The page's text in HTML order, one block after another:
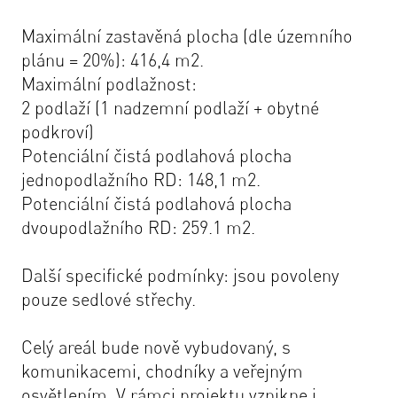
Maximální zastavěná plocha (dle územního
plánu = 20%): 416,4 m2.
Maximální podlažnost:
2 podlaží (1 nadzemní podlaží + obytné
podkroví)
Potenciální čistá podlahová plocha
jednopodlažního RD: 148,1 m2.
Potenciální čistá podlahová plocha
dvoupodlažního RD: 259.1 m2.
Další specifické podmínky: jsou povoleny
pouze sedlové střechy.
Celý areál bude nově vybudovaný, s
komunikacemi, chodníky a veřejným